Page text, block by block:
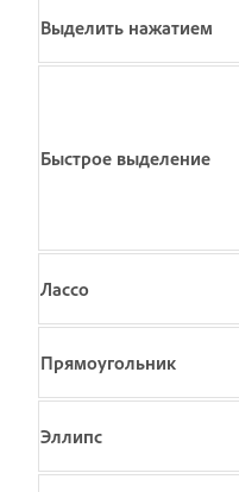
Выделить нажатием
Быстрое выделение
Лассо
Прямоугольник
Эллипс